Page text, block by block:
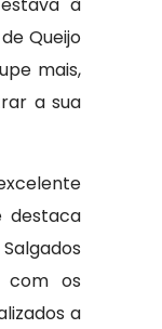
Queijo
mais,
a sua
destaca
com os
a